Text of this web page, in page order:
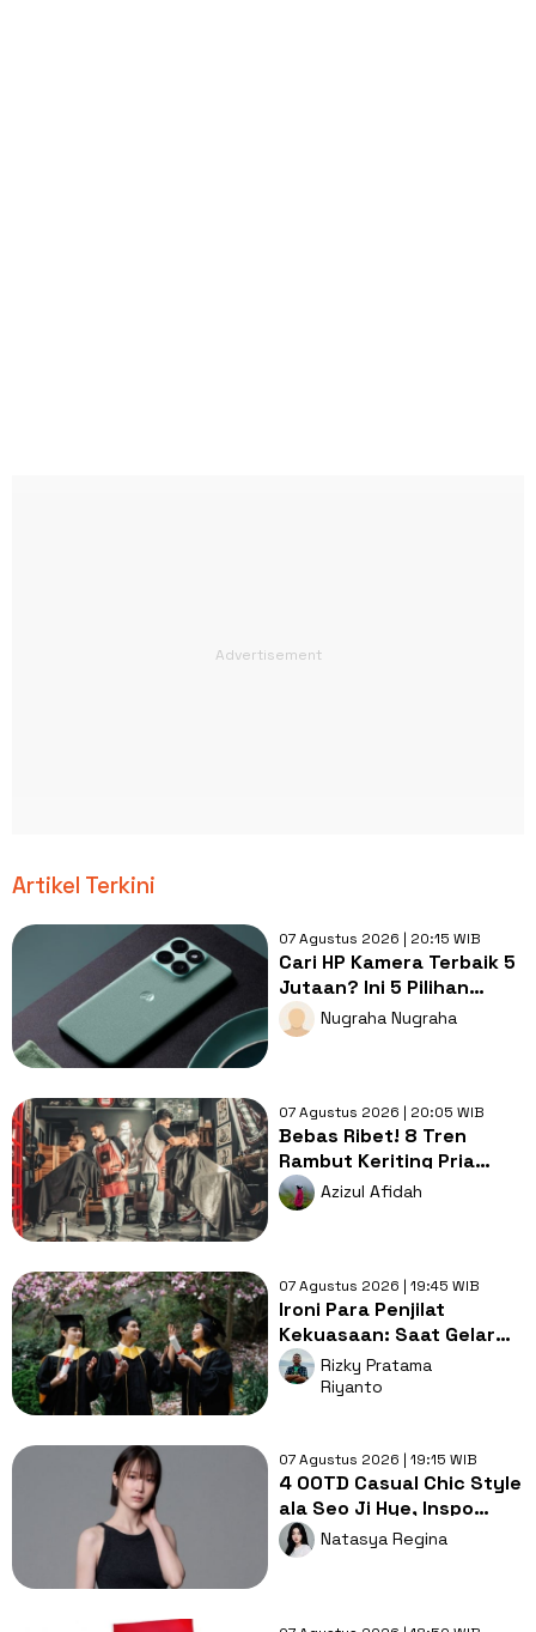
Artikel Terkini
07 Agustus 2026 | 20:15 WIB
Cari HP Kamera Terbaik 5
Jutaan? Ini 5 Pilihan
dengan Foto Paling Tajam
Nugraha Nugraha
07 Agustus 2026 | 20:05 WIB
Bebas Ribet! 8 Tren
Rambut Keriting Pria
untuk Wajah Kotak yang
Gampang Ditata
Azizul Afidah
07 Agustus 2026 | 19:45 WIB
Ironi Para Penjilat
Kekuasaan: Saat Gelar
Akademis Kalah oleh
Mental ABS
Rizky Pratama
Riyanto
07 Agustus 2026 | 19:15 WIB
4 OOTD Casual Chic Style
ala Seo Ji Hye, Inspo
Gaya Ngampus Sampai
Ngantor!
Natasya Regina